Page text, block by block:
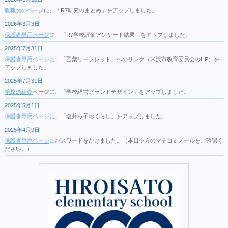
教職員のページに、「R7研究のまとめ」をアップしました。
2026年3月3日
保護者専用ページに、「R7学校評価アンケート結果」をアップしました。
2025年7月31日
保護者専用ページに、「乙葉リーフレット」へのリンク（米沢市教育委員会のHP）を
アップしました。
2025年7月31日
学校の紹介ページに、「学校経営グランドデザイン」をアップしました。
2025年5月1日
保護者専用ページに、「塩井っ子のくらし」をアップしました。
2025年4月9日
保護者専用ページにパスワードをかけました。（本日夕方のマチコミメールをご確認く
ださい。）